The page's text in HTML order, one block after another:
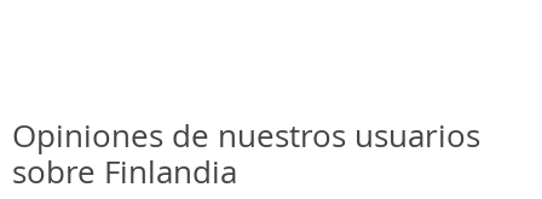
Opiniones de nuestros usuarios
sobre Finlandia